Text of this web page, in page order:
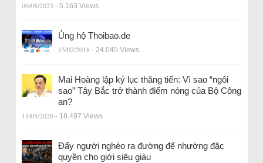
06/08/2023 - 5.163 Views
Ủng hộ Thoibao.de
15/02/2018 - 24.045 Views
Mai Hoàng lập kỷ lục thăng tiến: Vì sao “ngôi
sao” Tây Bắc trở thành điểm nóng của Bộ Công
an?
11/05/2026 - 18.497 Views
Đẩy người nghèo ra đường để nhường đặc
quyền cho giới siêu giàu